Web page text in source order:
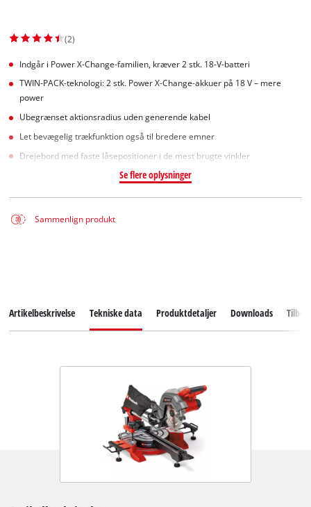
(2)
Indgår i Power X-Change-familien, kræver 2 stk. 18-V-batteri
TWIN-PACK-teknologi: 2 stk. Power X-Change-akkuer på 18 V – mere
power
Ubegrænset aktionsradius uden generende kabel
Let bevægelig trækfunktion også til bredere emner
Drejebord med faste låsepositioner i de mest brugte vinkler
Se flere oplysninger
Sammenlign produkt
Artikelbeskrivelse Tekniske data Produktdetaljer Downloads